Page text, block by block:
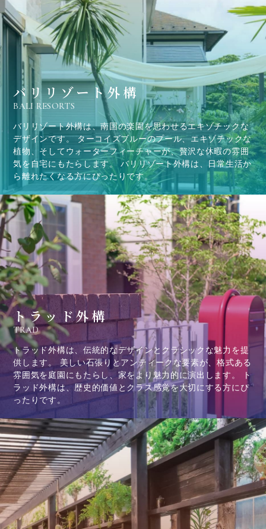
バリリゾート外構
BALI RESORTS
バリリゾート外構は、南国の楽園を思わせるエキゾチックな
デザインです。 ターコイズブルーのプール、エキゾチックな
植物、そしてウォーターフィーチャーが、贅沢な休暇の雰囲
気を自宅にもたらします。 バリリゾート外構は、日常生活か
ら離れたくなる方にぴったりです。
トラッド外構
TRAD
トラッド外構は、伝統的なデザインとクラシックな魅力を提
供します。 美しい石張りとアンティークな要素が、格式ある
雰囲気を庭園にもたらし、家をより魅力的に演出します。 ト
ラッド外構は、歴史的価値とクラス感覚を大切にする方にぴ
ったりです。